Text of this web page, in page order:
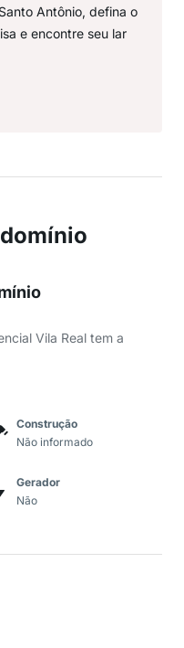
Antônio, defina o
e encontre seu lar
Vila Real tem a
Construção
Não informado
Gerador
Não